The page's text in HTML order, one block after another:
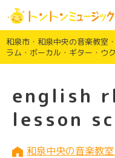
和泉市・和泉中央の音楽教室
ラム・ボーカル・ギター・ウ
english
lesson
和泉中央の音楽教